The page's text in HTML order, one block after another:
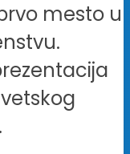
mesto u